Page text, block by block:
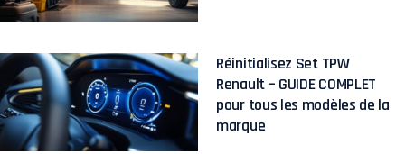
Réinitialisez Set TPW
Renault – GUIDE COMPLET
pour tous les modèles de la
marque